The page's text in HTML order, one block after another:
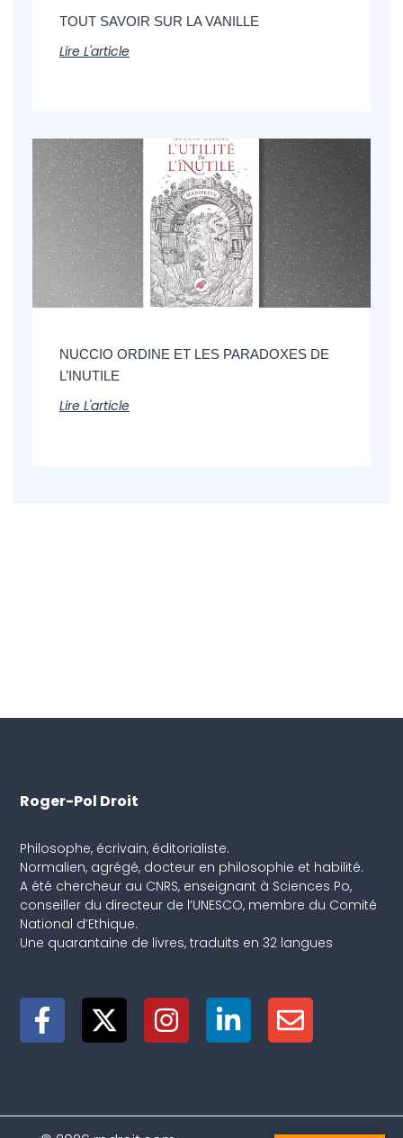
TOUT SAVOIR SUR LA VANILLE
Lire L'article
NUCCIO ORDINE ET LES PARADOXES DE
L’INUTILE
Lire L'article
Roger-Pol Droit
Philosophe, écrivain, éditorialiste.
Normalien, agrégé, docteur en philosophie et habilité.
A été chercheur au CNRS, enseignant à Sciences Po,
conseiller du directeur de l’UNESCO, membre du Comité
National d’Ethique.
Une quarantaine de livres, traduits en 32 langues